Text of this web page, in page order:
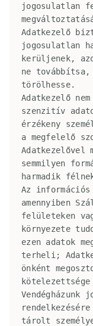
jogosulatlan
Adatkezelő
jogosulatlan
kerüljenek,
ne továbbítsa,
törölhesse.
Adatkezelő
szenzitív
érzékeny
a megfelelő
Adatkezelővel
semmilyen
harmadik
Az
amennyiben
felületeken
környezete
ezen adatok
terheli;
önként
tárolt